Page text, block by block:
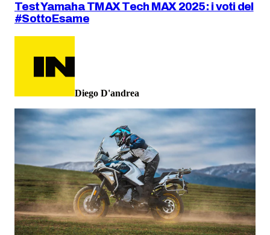
Test Yamaha TMAX Tech MAX 2025: i voti del
#SottoEsame
Diego D'andrea